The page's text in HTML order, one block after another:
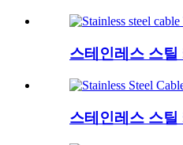
스테인레스 스틸
스테인레스 스틸